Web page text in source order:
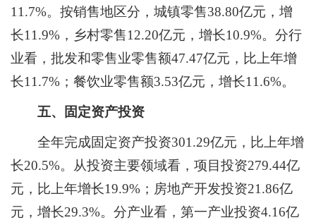
1 1 .7%。按销售地区分，城镇零售38.80亿元，增
长11.9%，乡村零售1 2.20亿元，增长10.9%。分行
业看，批发和零售业零售额47.47亿元，比上年增
长1 1 .7%；餐饮业零售额3.53亿元，增长11 .6%。
五、固定资产投资
全年完成固定资产投资301.29亿元，比上年增
长20.5%。从投资主要领域看，项目投资279.44亿
元，比上年增长19.9%；房地产开发投资21.86亿
元，增长29.3%。分产业看，第一产业投资4.16亿